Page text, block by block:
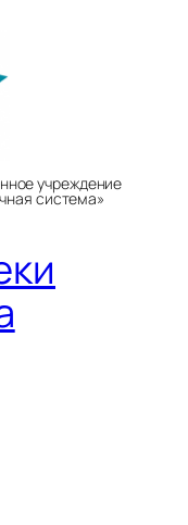
учреждение
система»